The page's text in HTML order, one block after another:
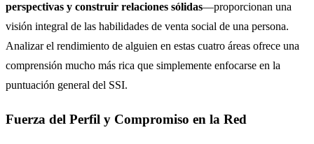
perspectivas y construir relaciones sólidas—proporcionan una
visión integral de las habilidades de venta social de una persona.
Analizar el rendimiento de alguien en estas cuatro áreas ofrece una
comprensión mucho más rica que simplemente enfocarse en la
puntuación general del SSI.
Fuerza del Perfil y Compromiso en la Red